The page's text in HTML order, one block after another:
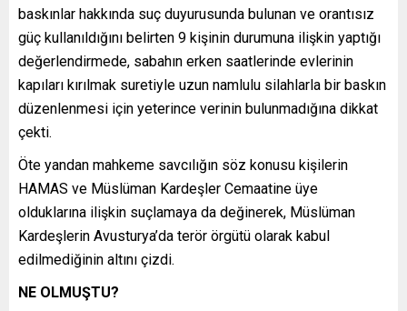
baskınlar hakkında suç duyurusunda bulunan ve orantısız
güç kullanıldığını belirten 9 kişinin durumuna ilişkin yaptığı
değerlendirmede, sabahın erken saatlerinde evlerinin
kapıları kırılmak suretiyle uzun namlulu silahlarla bir baskın
düzenlenmesi için yeterince verinin bulunmadığına dikkat
çekti.
Öte yandan mahkeme savcılığın söz konusu kişilerin
HAMAS ve Müslüman Kardeşler Cemaatine üye
olduklarına ilişkin suçlamaya da değinerek, Müslüman
Kardeşlerin Avusturya’da terör örgütü olarak kabul
edilmediğinin altını çizdi.
NE OLMUŞTU?